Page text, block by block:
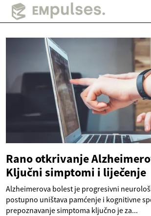
Rano otkrivanje
Ključni simptomi i liječenje
Alzheimerova bolest je progresivni
postupno uništava pamćenje i kognitivne
prepoznavanje simptoma ključno je za...